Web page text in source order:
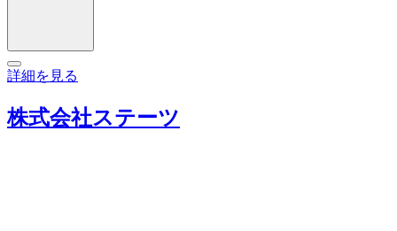
詳細を見る
株式会社ステーツ